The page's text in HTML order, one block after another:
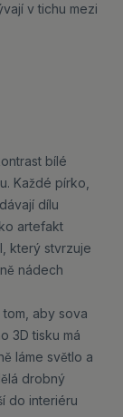
v tichu mezi
bílé
Každé pírko,
dílu
artefakt
který stvrzuje
nádech
aby sova
3D tisku má
láme světlo a
drobný
do interiéru